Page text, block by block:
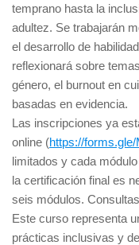
temprano hasta la
adultez. Se trabajarán
el desarrollo de
reflexionará sobre
género, el burnout en
basadas en evidencia.
Las inscripciones ya
online (https://
limitados y cada
la certificación final es
seis módulos.
Este curso representa
prácticas inclusivas y